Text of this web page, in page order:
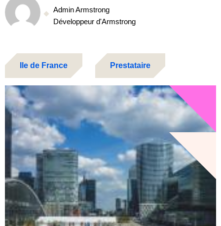
Admin Armstrong
Développeur d'Armstrong